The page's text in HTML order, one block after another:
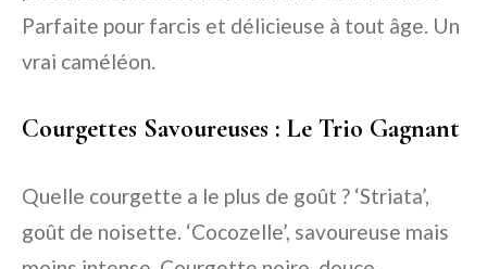
Parfaite pour farcis et délicieuse à tout âge. Un
vrai caméléon.
Courgettes Savoureuses : Le Trio Gagnant
Quelle courgette a le plus de goût ? ‘Striata’,
goût de noisette. ‘Cocozelle’, savoureuse mais